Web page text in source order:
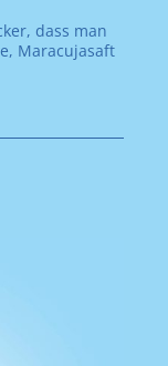
dass man
Maracujasaft